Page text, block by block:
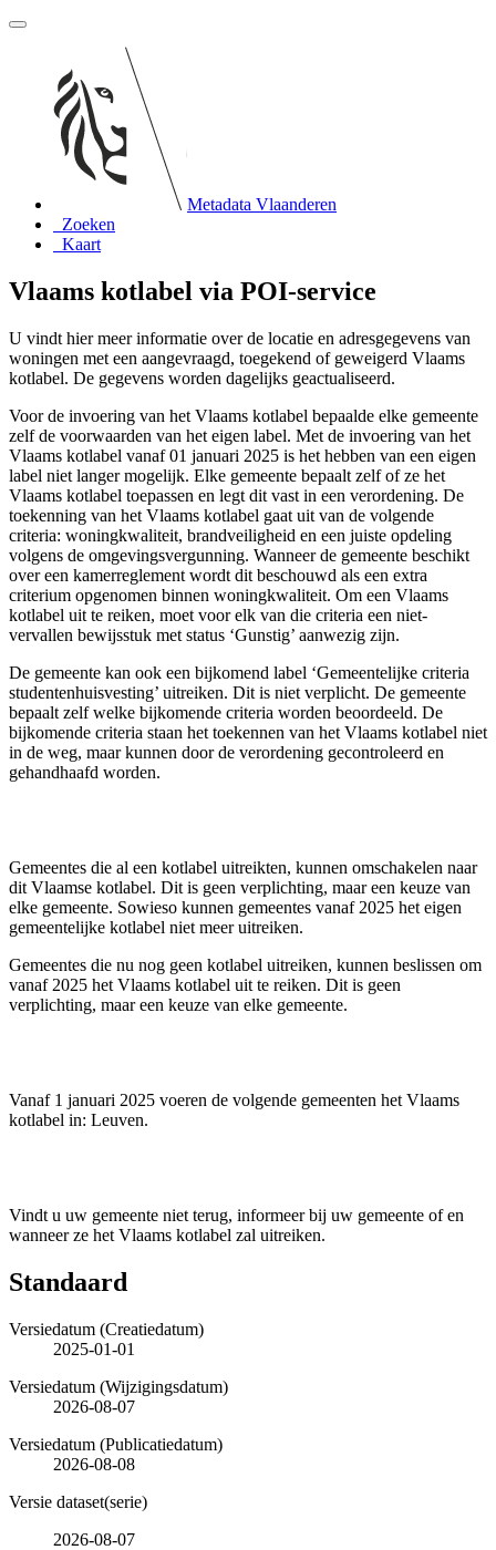
Metadata Vlaanderen
Zoeken
Kaart
Vlaams kotlabel via POI-service
U vindt hier meer informatie over de locatie en adresgegevens van
woningen met een aangevraagd, toegekend of geweigerd Vlaams
kotlabel. De gegevens worden dagelijks geactualiseerd.
Voor de invoering van het Vlaams kotlabel bepaalde elke gemeente
zelf de voorwaarden van het eigen label. Met de invoering van het
Vlaams kotlabel vanaf 01 januari 2025 is het hebben van een eigen
label niet langer mogelijk. Elke gemeente bepaalt zelf of ze het
Vlaams kotlabel toepassen en legt dit vast in een verordening. De
toekenning van het Vlaams kotlabel gaat uit van de volgende
criteria: woningkwaliteit, brandveiligheid en een juiste opdeling
volgens de omgevingsvergunning. Wanneer de gemeente beschikt
over een kamerreglement wordt dit beschouwd als een extra
criterium opgenomen binnen woningkwaliteit. Om een Vlaams
kotlabel uit te reiken, moet voor elk van die criteria een niet-
vervallen bewijsstuk met status ‘Gunstig’ aanwezig zijn.
De gemeente kan ook een bijkomend label ‘Gemeentelijke criteria
studentenhuisvesting’ uitreiken. Dit is niet verplicht. De gemeente
bepaalt zelf welke bijkomende criteria worden beoordeeld. De
bijkomende criteria staan het toekennen van het Vlaams kotlabel niet
in de weg, maar kunnen door de verordening gecontroleerd en
gehandhaafd worden.
Gemeentes die al een kotlabel uitreikten, kunnen omschakelen naar
dit Vlaamse kotlabel. Dit is geen verplichting, maar een keuze van
elke gemeente. Sowieso kunnen gemeentes vanaf 2025 het eigen
gemeentelijke kotlabel niet meer uitreiken.
Gemeentes die nu nog geen kotlabel uitreiken, kunnen beslissen om
vanaf 2025 het Vlaams kotlabel uit te reiken. Dit is geen
verplichting, maar een keuze van elke gemeente.
Vanaf 1 januari 2025 voeren de volgende gemeenten het Vlaams
kotlabel in: Leuven.
Vindt u uw gemeente niet terug, informeer bij uw gemeente of en
wanneer ze het Vlaams kotlabel zal uitreiken.
Standaard
Versiedatum (Creatiedatum)
2025-01-01
Versiedatum (Wijzigingsdatum)
2026-08-07
Versiedatum (Publicatiedatum)
2026-08-08
Versie dataset(serie)
2026-08-07